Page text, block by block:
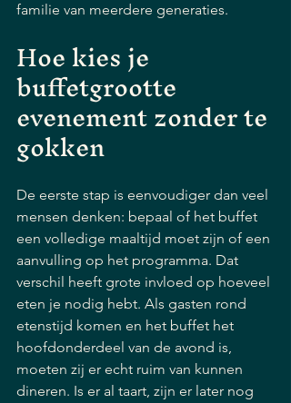
familie van meerdere generaties.
Hoe kies je
buffetgrootte
evenement zonder te
gokken
De eerste stap is eenvoudiger dan veel
mensen denken: bepaal of het buffet
een volledige maaltijd moet zijn of een
aanvulling op het programma. Dat
verschil heeft grote invloed op hoeveel
eten je nodig hebt. Als gasten rond
etenstijd komen en het buffet het
hoofdonderdeel van de avond is,
moeten zij er echt ruim van kunnen
dineren. Is er al taart, zijn er later nog